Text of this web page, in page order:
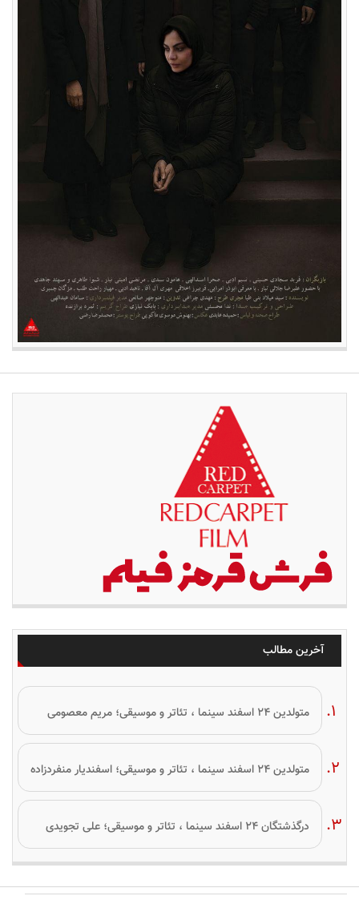
آخرین مطالب
متولدین ۲۴ اسفند سینما ، تئاتر و موسیقی؛ مریم معصومی
متولدین ۲۴ اسفند سینما ، تئاتر و موسیقی؛ اسفندیار منفردزاده
درگذشتگان ۲۴ اسفند سینما ، تئاتر و موسیقی؛ علی تجویدی